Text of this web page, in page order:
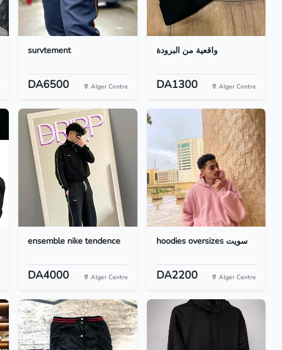
survtement
DA6500 Alger Centre
واقعية من البرودة
DA1300 Alger Centre
ensemble nike tendence
DA4000 Alger Centre
hoodies oversizes سويت
DA2200 Alger Centre